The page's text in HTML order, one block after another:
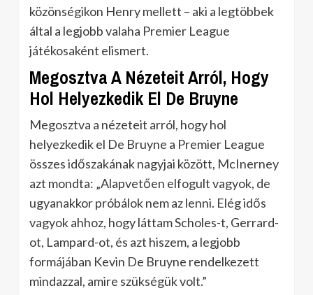
közönségikon Henry mellett – aki a legtöbbek
által a legjobb valaha Premier League
játékosaként elismert.
Megosztva A Nézeteit Arról, Hogy
Hol Helyezkedik El De Bruyne
Megosztva a nézeteit arról, hogy hol
helyezkedik el De Bruyne a Premier League
összes időszakának nagyjai között, McInerney
azt mondta: „Alapvetően elfogult vagyok, de
ugyanakkor próbálok nem az lenni. Elég idős
vagyok ahhoz, hogy láttam Scholes-t, Gerrard-
ot, Lampard-ot, és azt hiszem, a legjobb
formájában Kevin De Bruyne rendelkezett
mindazzal, amire szükségük volt.”